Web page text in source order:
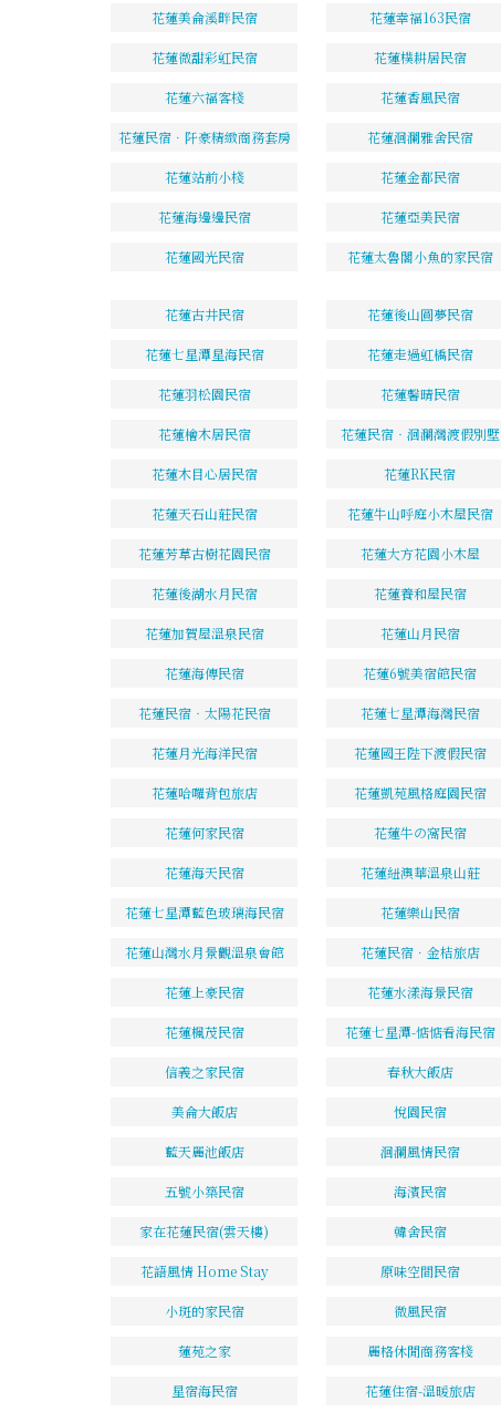
花蓮美侖溪畔民宿 花蓮幸福163民宿
花蓮微甜彩虹民宿 花蓮樸耕居民宿
花蓮六福客棧 花蓮香風民宿
花蓮民宿．阡豪精緻商務套房 花蓮洄瀾雅舍民宿
花蓮站前小棧 花蓮金都民宿
花蓮海邊邊民宿 花蓮亞美民宿
花蓮國光民宿 花蓮太魯閣小魚的家民宿
花蓮古井民宿 花蓮後山圓夢民宿
花蓮七星潭星海民宿 花蓮走過虹橋民宿
花蓮羽松園民宿 花蓮馨晴民宿
花蓮檜木居民宿 花蓮民宿‧洄瀾灣渡假別墅
花蓮木目心居民宿 花蓮RK民宿
花蓮天石山莊民宿 花蓮牛山呼庭小木屋民宿
花蓮芳草古樹花園民宿 花蓮大方花園小木屋
花蓮後湖水月民宿 花蓮養和屋民宿
花蓮加賀屋溫泉民宿 花蓮山月民宿
花蓮海傳民宿 花蓮6號美宿館民宿
花蓮民宿‧太陽花民宿 花蓮七星潭海灣民宿
花蓮月光海洋民宿 花蓮國王陛下渡假民宿
花蓮哈囉背包旅店 花蓮凱苑風格庭園民宿
花蓮何家民宿 花蓮牛の窩民宿
花蓮海天民宿 花蓮紐澳華溫泉山莊
花蓮七星潭藍色玻璃海民宿 花蓮樂山民宿
花蓮山灣水月景觀溫泉會館 花蓮民宿．金桔旅店
花蓮上豪民宿 花蓮水漾海景民宿
花蓮楓茂民宿 花蓮七星潭-惦惦看海民宿
信義之家民宿 春秋大飯店
美侖大飯店 悅園民宿
藍天麗池飯店 洄瀾風情民宿
五號小築民宿 海濱民宿
家在花蓮民宿(雲天樓) 韓舍民宿
花語風情 Home Stay 原味空間民宿
小斑的家民宿 微風民宿
蓮苑之家 麗格休閒商務客棧
星宿海民宿 花蓮住宿-溫暖旅店